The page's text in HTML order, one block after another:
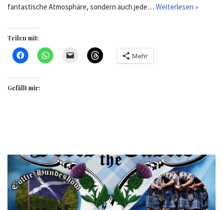
fantastische Atmosphäre, sondern auch jede… Weiterlesen »
Teilen mit:
Mehr
Gefällt mir: